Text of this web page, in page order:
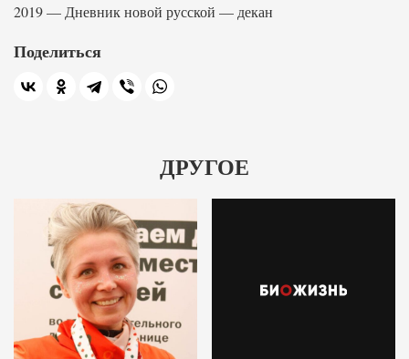
2019 — Дневник новой русской — декан
Поделиться
ДРУГОЕ